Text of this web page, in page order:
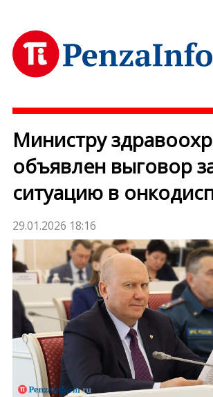
Министру
объявлен выговор
ситуацию в
29.01.2026 18:16